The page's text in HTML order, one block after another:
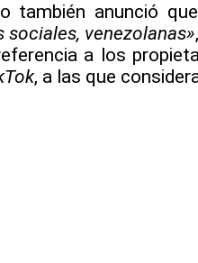
también anunció
sociales, venezolanas»
a los
, a las que